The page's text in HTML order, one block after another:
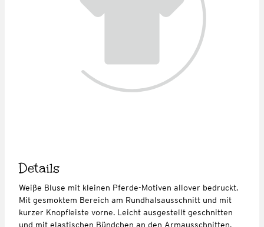
Details
Weiße Bluse mit kleinen Pferde-Motiven allover bedruckt.
Mit gesmoktem Bereich am Rundhalsausschnitt und mit
kurzer Knopfleiste vorne. Leicht ausgestellt geschnitten
und mit elastischen Bündchen an den Armausschnitten.